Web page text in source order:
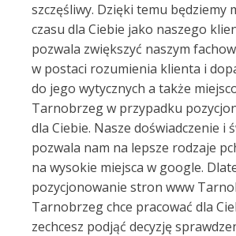
szczęśliwy. Dzięki temu będziemy
czasu dla Ciebie jako naszego
pozwala zwiększyć naszym
w postaci rozumienia klienta i
do jego wytycznych a także
Tarnobrzeg w przypadku
dla Ciebie. Nasze doświadczenie i
pozwala nam na lepsze rodzaje
na wysokie miejsca w google.
pozycjonowanie stron www
Tarnobrzeg chce pracować dla
zechcesz podjąć decyzję